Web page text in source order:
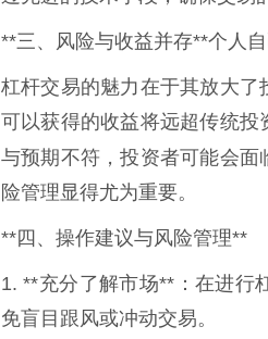
**三、风险与收益并存**个人
杠杆交易的魅力在于其放大
可以获得的收益将远超传统
与预期不符，投资者可能会面
险管理显得尤为重要。
**四、操作建议与风险管理**
1. **充分了解市场**：在进行
免盲目跟风或冲动交易。